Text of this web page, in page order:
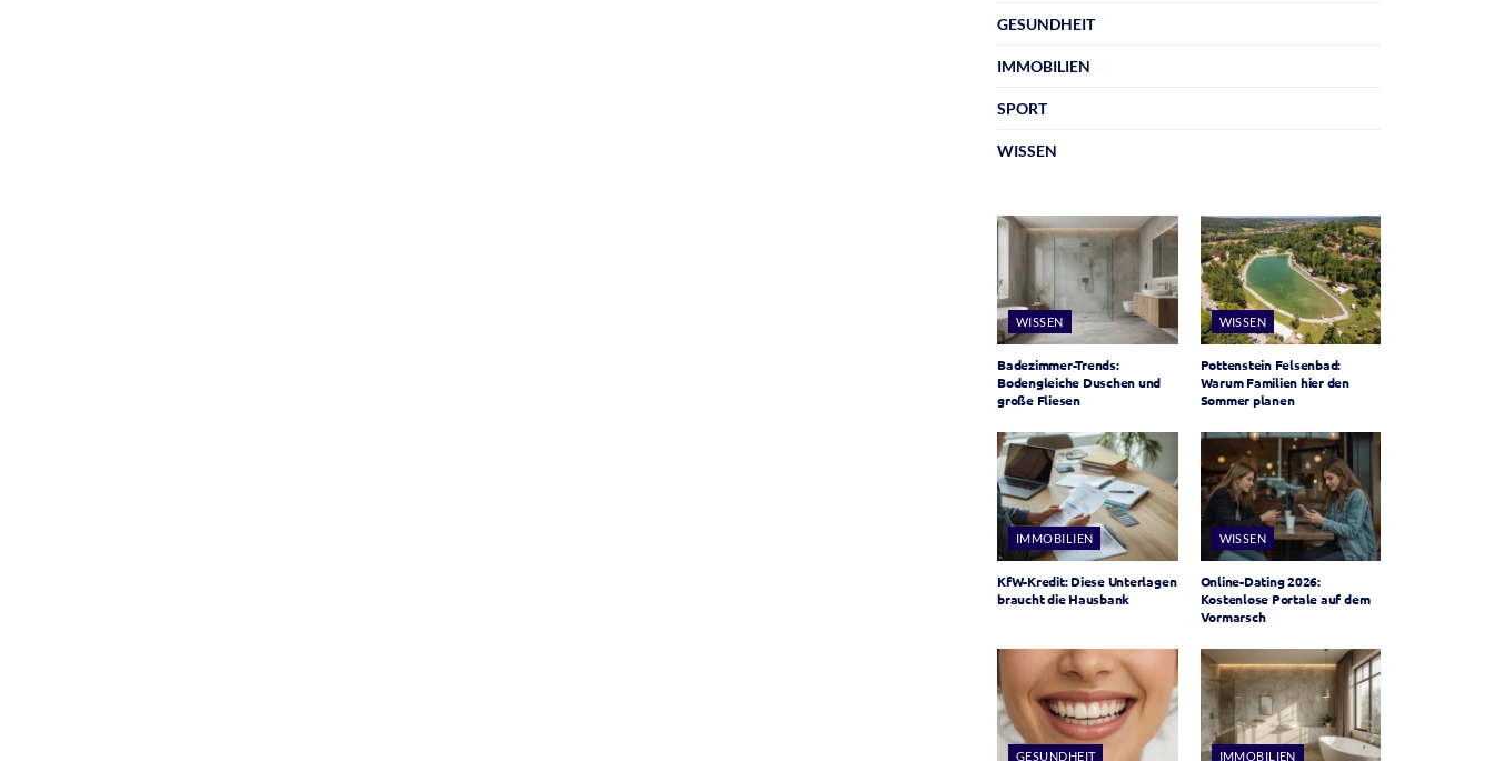
GESUNDHEIT
IMMOBILIEN
SPORT
WISSEN
WISSEN
Badezimmer-Trends:
Bodengleiche Duschen und
große Fliesen
WISSEN
Pottenstein Felsenbad:
Warum Familien hier den
Sommer planen
IMMOBILIEN
KfW-Kredit: Diese Unterlagen
braucht die Hausbank
WISSEN
Online-Dating 2026:
Kostenlose Portale auf dem
Vormarsch
GESUNDHEIT IMMOBILIEN